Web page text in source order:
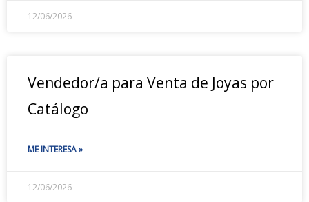
12/06/2026
Vendedor/a para Venta de Joyas por
Catálogo
ME INTERESA »
12/06/2026